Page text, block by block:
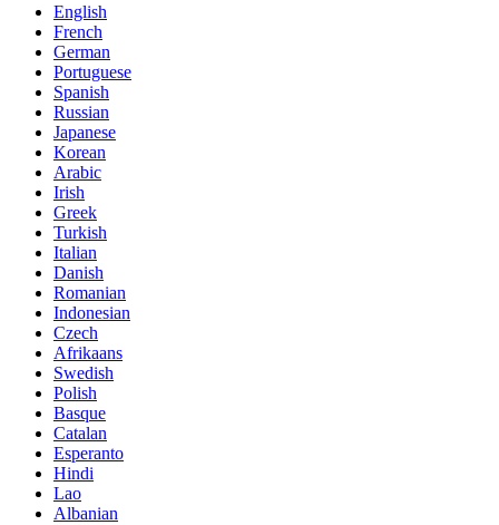
English
French
German
Portuguese
Spanish
Russian
Japanese
Korean
Arabic
Irish
Greek
Turkish
Italian
Danish
Romanian
Indonesian
Czech
Afrikaans
Swedish
Polish
Basque
Catalan
Esperanto
Hindi
Lao
Albanian